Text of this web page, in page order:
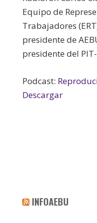
Equipo de
Trabajadores
presidente de
presidente del
Podcast:
Descargar
INFOAEBU